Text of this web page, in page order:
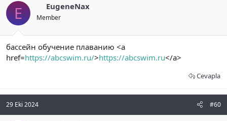
E EugeneNax
Member
бассейн обучение плаванию <a
href=https://abcswim.ru/>https://abcswim.ru</a>
Cevapla
29 Eki 2024 #60